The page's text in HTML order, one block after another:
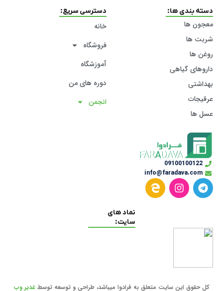
09100100122
info@faradava.com
دسته بندی ها:
معجون ها
شربت ها
روغن ها
داروهای گیاهی
بهداشتی
عرقیجات
عسل ها
دسترسی سریع:
خانه
فروشگاه
آموزشگاه
دوره های من
انجمن
نماد های
سایت:
کل حقوق این سایت متعلق به فرادوا میباشد، طراحی و توسعه توسطغدیر وب